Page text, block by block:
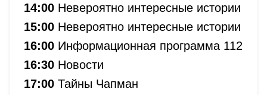
14:00 Невероятно интересные истории
15:00 Невероятно интересные истории
16:00 Информационная программа 112
16:30 Новости
17:00 Тайны Чапман